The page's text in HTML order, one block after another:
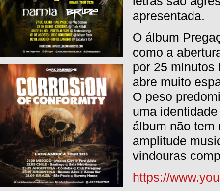
apresentada.
O álbum
como a
por 25 minutos
abre muito
O peso
uma
álbum não tem
amplitude
vindouras
https://